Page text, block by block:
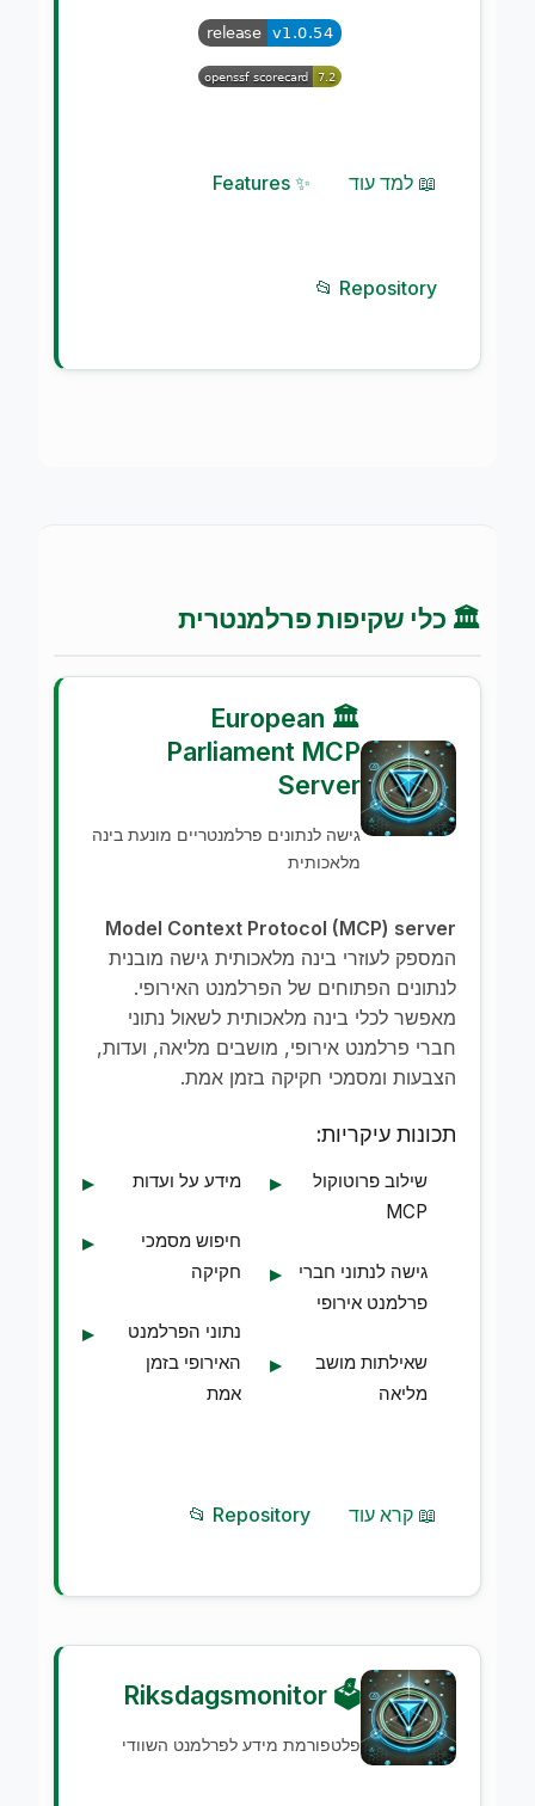
📖 למד עוד ✨ Features
📂 Repository
🏛️ כלי שקיפות פרלמנטרית
🏛️ European
Parliament MCP
Server
גישה לנתונים פרלמנטריים מונעת בינה
מלאכותית
Model Context Protocol (MCP) server
המספק לעוזרי בינה מלאכותית גישה מובנית
לנתונים הפתוחים של הפרלמנט האירופי.
מאפשר לכלי בינה מלאכותית לשאול נתוני
חברי פרלמנט אירופי, מושבים מליאה, ועדות,
הצבעות ומסמכי חקיקה בזמן אמת.
תכונות עיקריות:
שילוב פרוטוקול
MCP
גישה לנתוני חברי
פרלמנט אירופי
שאילתות מושב
מליאה
מידע על ועדות
חיפוש מסמכי
חקיקה
נתוני הפרלמנט
האירופי בזמן
אמת
📖 קרא עוד 📂 Repository
🗳️ Riksdagsmonitor
פלטפורמת מידע לפרלמנט השוודי